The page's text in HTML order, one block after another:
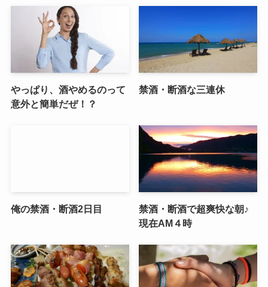
やっぱり、酒やめるのって
意外と簡単だぜ！？
禁酒・断酒な三連休
俺の禁酒・断酒2日目
禁酒・断酒で超爽快な朝♪
現在AM４時